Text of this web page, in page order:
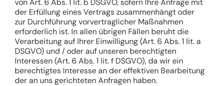
von Art. 6 Abs. 1 lit. b DSGVO, sofern Ihre Anfrage mit
der Erfüllung eines Vertrags zusammenhängt oder
zur Durchführung vorvertraglicher Maßnahmen
erforderlich ist. In allen übrigen Fällen beruht die
Verarbeitung auf Ihrer Einwilligung (Art. 6 Abs. 1 lit. a
DSGVO) und / oder auf unseren berechtigten
Interessen (Art. 6 Abs. 1 lit. f DSGVO), da wir ein
berechtigtes Interesse an der effektiven Bearbeitung
der an uns gerichteten Anfragen haben.